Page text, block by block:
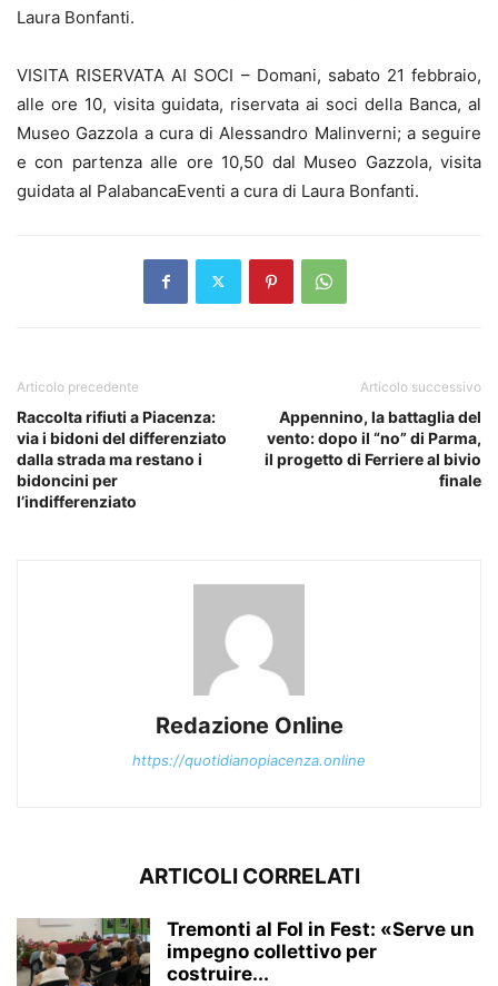
Laura Bonfanti.
VISITA RISERVATA AI SOCI – Domani, sabato 21 febbraio,
alle ore 10, visita guidata, riservata ai soci della Banca, al
Museo Gazzola a cura di Alessandro Malinverni; a seguire
e con partenza alle ore 10,50 dal Museo Gazzola, visita
guidata al PalabancaEventi a cura di Laura Bonfanti.
Articolo precedente
Raccolta rifiuti a Piacenza:
via i bidoni del differenziato
dalla strada ma restano i
bidoncini per
l’indifferenziato
Articolo successivo
Appennino, la battaglia del
vento: dopo il “no” di Parma,
il progetto di Ferriere al bivio
finale
Redazione Online
https://quotidianopiacenza.online
ARTICOLI CORRELATI
Tremonti al Fol in Fest: «Serve un
impegno collettivo per
costruire...